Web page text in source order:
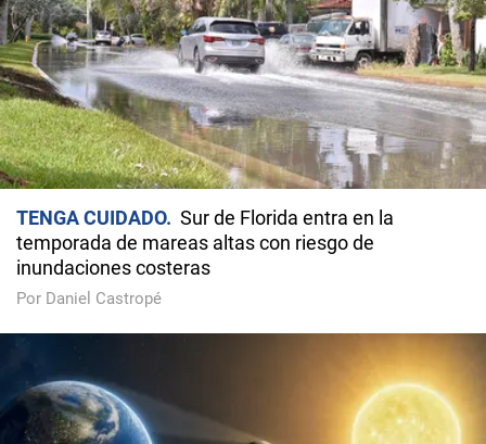
TENGA CUIDADO
Sur de Florida entra en la
temporada de mareas altas con riesgo de
inundaciones costeras
Por Daniel Castropé